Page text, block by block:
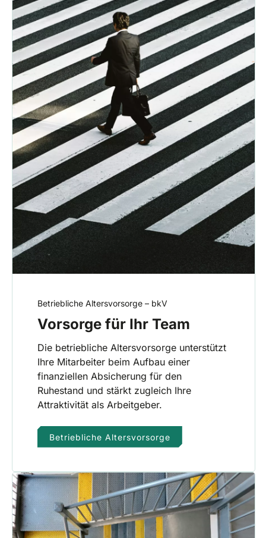
Betriebliche Altersvorsorge – bkV
Vorsorge für Ihr Team
Die betriebliche Altersvorsorge unterstützt
Ihre Mitarbeiter beim Aufbau einer
finanziellen Absicherung für den
Ruhestand und stärkt zugleich Ihre
Attraktivität als Arbeitgeber.
Betriebliche Altersvorsorge